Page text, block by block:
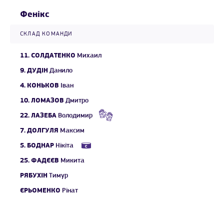
Фенікс
СКЛАД КОМАНДИ
11. СОЛДАТЕНКО Михаил
9. ДУДІН Данило
4. КОНЬКОВ Іван
10. ЛОМАЗОВ Дмитро
22. ЛАЗЕБА Володимир
7. ДОЛГУЛЯ Максим
5. БОДНАР Нікіта
25. ФАДЄЄВ Микита
РЯБУХІН Тимур
ЄРЬОМЕНКО Рінат